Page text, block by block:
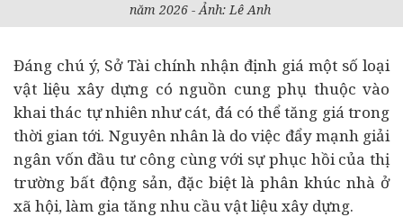
năm 2026 - Ảnh: Lê Anh
Đáng chú ý, Sở Tài chính nhận định giá một số loại
vật liệu xây dựng có nguồn cung phụ thuộc vào
khai thác tự nhiên như cát, đá có thể tăng giá trong
thời gian tới. Nguyên nhân là do việc đẩy mạnh giải
ngân vốn đầu tư công cùng với sự phục hồi của thị
trường bất động sản, đặc biệt là phân khúcnhà ở
xã hội, làm gia tăng nhu cầu vật liệu xây dựng.